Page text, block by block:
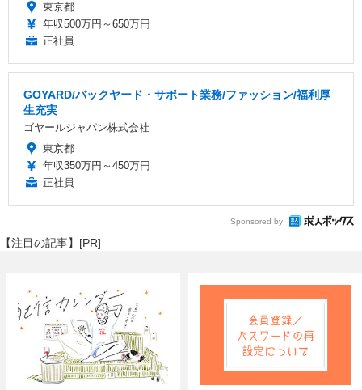
東京都
年収500万円～650万円
正社員
GOYARD/バックヤード・サポート業務/ファッション/福利厚
生充実
ゴヤールジャパン株式会社
東京都
年収350万円～450万円
正社員
Sponsored by
【注目の記事】[PR]